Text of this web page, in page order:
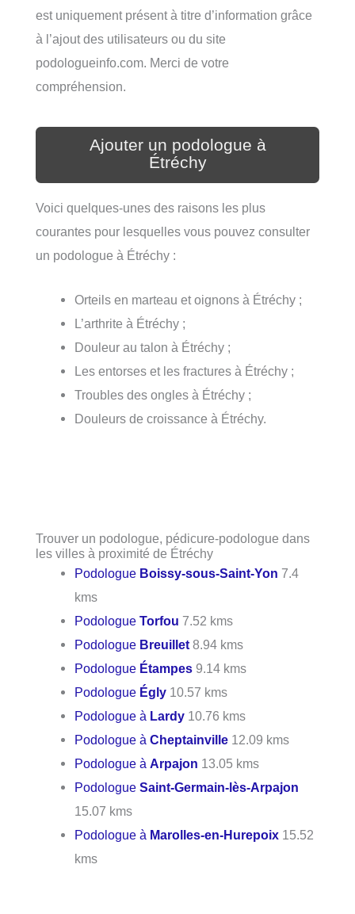
est uniquement présent à titre d’information grâce
à l’ajout des utilisateurs ou du site
podologueinfo.com. Merci de votre
compréhension.
Ajouter un podologue à
Étréchy
Voici quelques-unes des raisons les plus
courantes pour lesquelles vous pouvez consulter
un podologue à Étréchy :
Orteils en marteau et oignons à Étréchy ;
L’arthrite à Étréchy ;
Douleur au talon à Étréchy ;
Les entorses et les fractures à Étréchy ;
Troubles des ongles à Étréchy ;
Douleurs de croissance à Étréchy.
Trouver un podologue, pédicure-podologue dans
les villes à proximité de Étréchy
Podologue Boissy-sous-Saint-Yon 7.4
kms
PodologueTorfou 7.52 kms
Podologue Breuillet 8.94 kms
Podologue Étampes 9.14 kms
Podologue Égly 10.57 kms
Podologue à Lardy 10.76 kms
Podologue àCheptainville 12.09 kms
Podologue àArpajon 13.05 kms
PodologueSaint-Germain-lès-Arpajon
15.07 kms
Podologue à Marolles-en-Hurepoix 15.52
kms